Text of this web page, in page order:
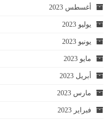
أغسطس 2023
يوليو 2023
يونيو 2023
مايو 2023
أبريل 2023
مارس 2023
فبراير 2023